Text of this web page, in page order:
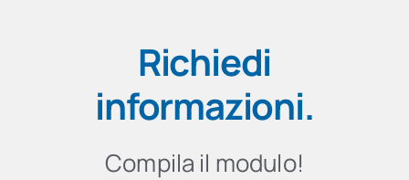
Richiedi
informazioni.
Compila il modulo!